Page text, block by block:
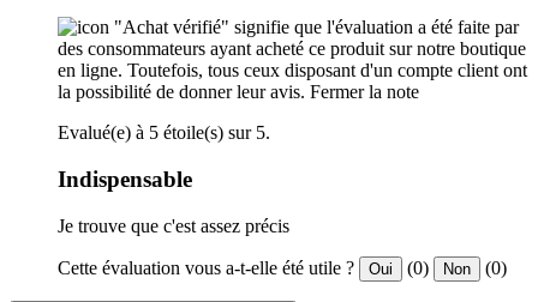
"Achat vérifié" signifie que l'évaluation a été faite par
des consommateurs ayant acheté ce produit sur notre boutique
en ligne. Toutefois, tous ceux disposant d'un compte client ont
la possibilité de donner leur avis. Fermer la note
Evalué(e) à 5 étoile(s) sur 5.
Indispensable
Je trouve que c'est assez précis
Cette évaluation vous a-t-elle été utile ? Oui (0) Non (0)